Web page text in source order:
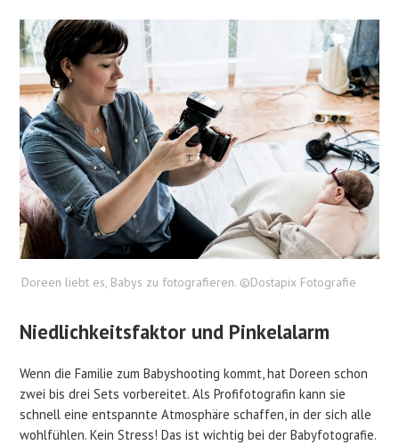
Doreen liebt es, Babys zu fotografieren. ©Dostapix Fotografie
Niedlichkeitsfaktor und Pinkelalarm
Wenn die Familie zum Babyshooting kommt, hat Doreen schon
zwei bis drei Sets vorbereitet. Als Profifotografin kann sie
schnell eine entspannte Atmosphäre schaffen, in der sich alle
wohlfühlen. Kein Stress! Das ist wichtig bei der Babyfotografie.